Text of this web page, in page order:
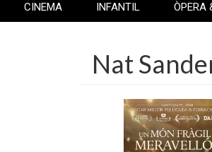
CINEMA
INFANTIL
ÒPERA
Nat